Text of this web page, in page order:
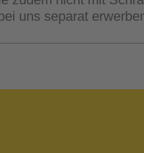
uns separat